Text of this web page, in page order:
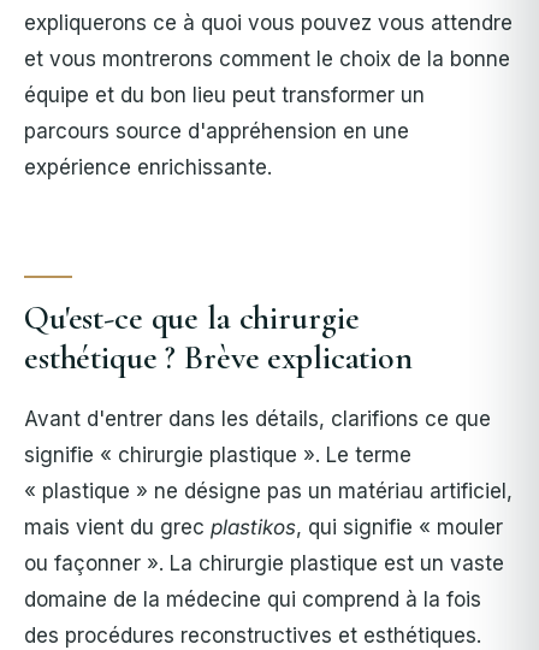
expliquerons ce à quoi vous pouvez vous attendre
et vous montrerons comment le choix de la bonne
équipe et du bon lieu peut transformer un
parcours source d'appréhension en une
expérience enrichissante.
Qu'est-ce que la chirurgie
esthétique ? Brève explication
Avant d'entrer dans les détails, clarifions ce que
signifie « chirurgie plastique ». Le terme
« plastique » ne désigne pas un matériau artificiel,
mais vient du grec plastikos, qui signifie « mouler
ou façonner ». La chirurgie plastique est un vaste
domaine de la médecine qui comprend à la fois
des procédures reconstructives et esthétiques.